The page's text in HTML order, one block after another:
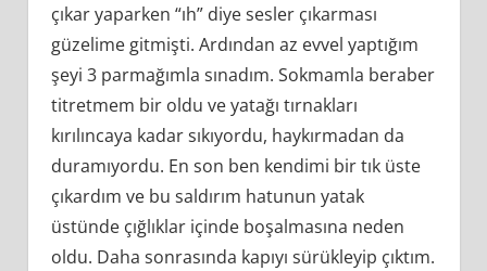
çıkar yaparken “ıh” diye sesler çıkarması
güzelime gitmişti. Ardından az evvel yaptığım
şeyi 3 parmağımla sınadım. Sokmamla beraber
titretmem bir oldu ve yatağı tırnakları
kırılıncaya kadar sıkıyordu, haykırmadan da
duramıyordu. En son ben kendimi bir tık üste
çıkardım ve bu saldırım hatunun yatak
üstünde çığlıklar içinde boşalmasına neden
oldu. Daha sonrasında kapıyı sürükleyip çıktım.